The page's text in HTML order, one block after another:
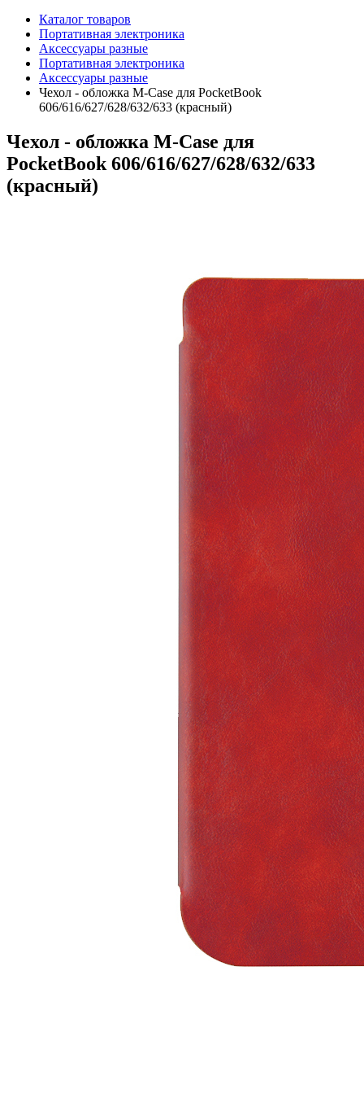
Каталог товаров
Портативная электроника
Аксессуары разные
Портативная электроника
Аксессуары разные
Чехол - обложка M-Case для PocketBook
606/616/627/628/632/633 (красный)
Чехол - обложка M-Case для
PocketBook 606/616/627/628/632/633
(красный)